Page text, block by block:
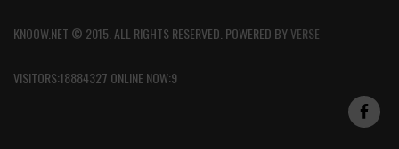
KNOOW.NET © 2015. ALL RIGHTS RESERVED. POWERED BYVERSE
VISITORS:18884327 ONLINE NOW:9